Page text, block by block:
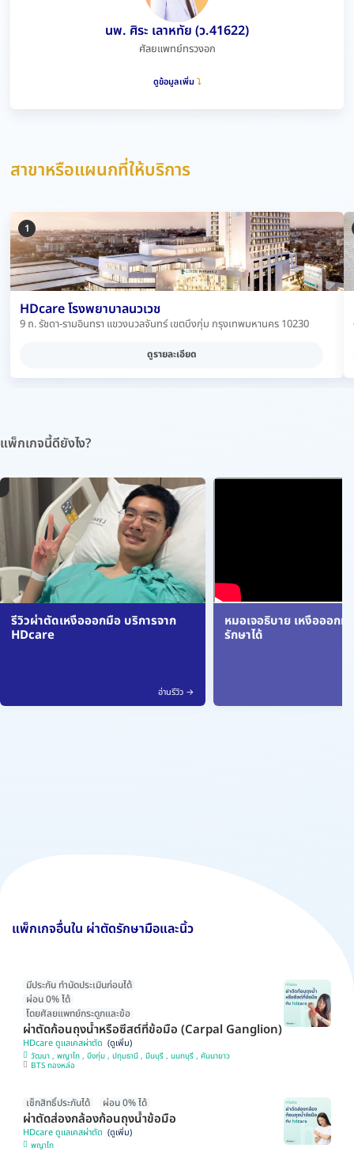
นพ. ศิระ เลาหทัย (ว.41622)
ศัลยแพทย์ทรวงอก
ดูข้อมูลเพิ่ม
สาขาหรือแผนกที่ให้บริการ
1
HDcare โรงพยาบาลนวเวช
9 ถ. รัชดา-รามอินทรา แขวงนวลจันทร์ เขตบึงกุ่ม กรุงเทพมหานคร 10230
ดูรายละเอียด
แพ็กเกจนี้ดียังไง?
รีวิวผ่าตัดเหงื่อออกมือ บริการจาก
HDcare
อ่านรีวิว →
หมอเจอธิบาย เหงื่อออกม
รักษาได้
แพ็กเกจอื่นใน ผ่าตัดรักษามือและนิ้ว
มีประกัน ทำนัดประเมินก่อนได้
ผ่อน 0% ได้
โดยศัลยแพทย์กระดูกและข้อ
ผ่าตัดก้อนถุงน้ำหรือซีสต์ที่ข้อมือ (Carpal Ganglion)
HDcare ดูแลเคสผ่าตัด
วัฒนา , พญาไท , บึงกุ่ม , ปทุมธานี , มีนบุรี , นนทบุรี , คันนายาว
BTS ทองหล่อ
เช็กสิทธิ์ประกันได้ ผ่อน 0% ได้
ผ่าตัดส่องกล้องก้อนถุงน้ำข้อมือ
HDcare ดูแลเคสผ่าตัด
พญาไท